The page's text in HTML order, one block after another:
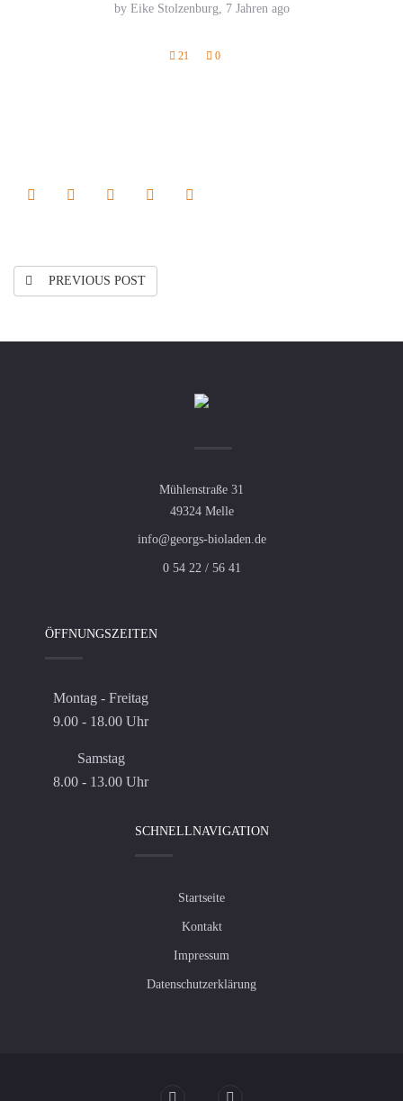
by Eike Stolzenburg, 7 Jahren ago
21 0
PREVIOUS POST
Mühlenstraße 31
49324 Melle
info@georgs-bioladen.de
0 54 22 / 56 41
ÖFFNUNGSZEITEN
Montag - Freitag
9.00 - 18.00 Uhr
Samstag
8.00 - 13.00 Uhr
SCHNELLNAVIGATION
Startseite
Kontakt
Impressum
Datenschutzerklärung